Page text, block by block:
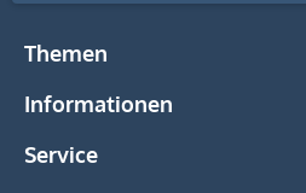
Themen
Informationen
Service